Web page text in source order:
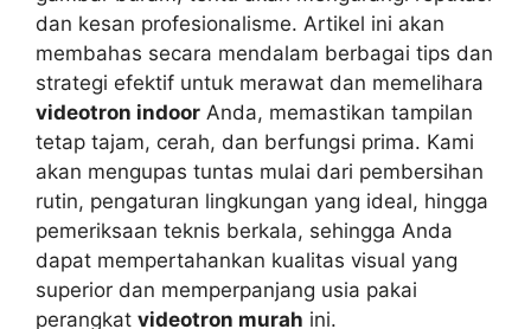
dan kesan profesionalisme. Artikel ini akan
membahas secara mendalam berbagai tips dan
strategi efektif untuk merawat dan memelihara
videotron indoor Anda, memastikan tampilan
tetap tajam, cerah, dan berfungsi prima. Kami
akan mengupas tuntas mulai dari pembersihan
rutin, pengaturan lingkungan yang ideal, hingga
pemeriksaan teknis berkala, sehingga Anda
dapat mempertahankan kualitas visual yang
superior dan memperpanjang usia pakai
perangkat videotron murah ini.